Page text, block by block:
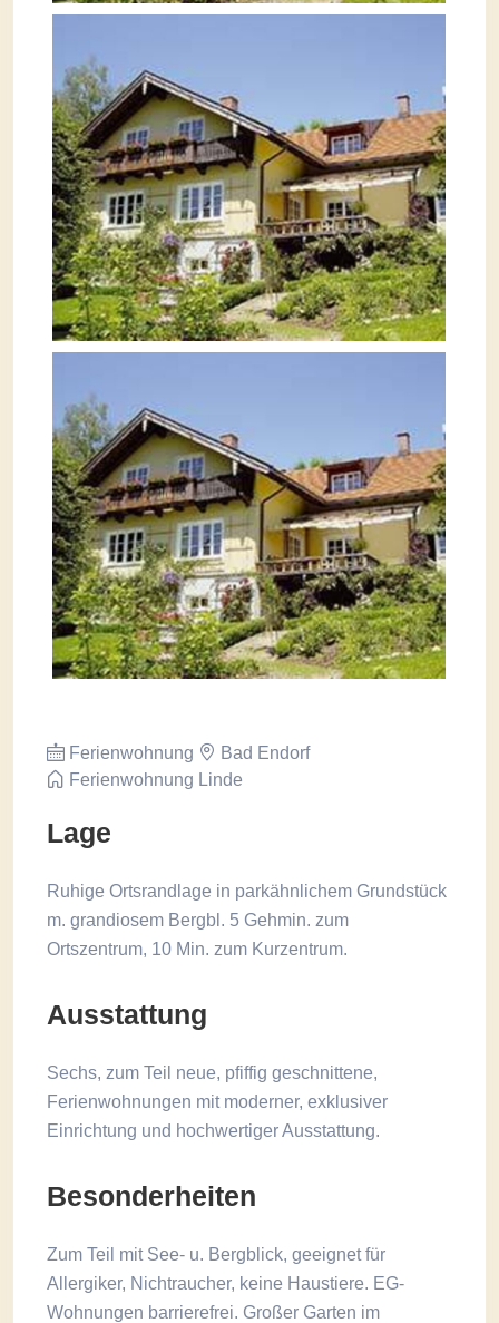
Ferienwohnung
Bad Endorf
Ferienwohnung Linde
Lage
Ruhige Ortsrandlage in parkähnlichem Grundstück
m. grandiosem Bergbl. 5 Gehmin. zum
Ortszentrum, 10 Min. zum Kurzentrum.
Ausstattung
Sechs, zum Teil neue, pfiffig geschnittene,
Ferienwohnungen mit moderner, exklusiver
Einrichtung und hochwertiger Ausstattung.
Besonderheiten
Zum Teil mit See- u. Bergblick, geeignet für
Allergiker, Nichtraucher, keine Haustiere. EG-
Wohnungen barrierefrei. Großer Garten im